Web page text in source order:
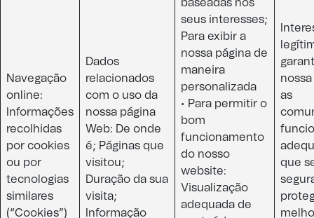
Navegação
online:
Informações
recolhidas
por cookies
ou por
tecnologias
similares
(“Cookies”)
Dados
relacionados
com o uso da
nossa página
Web: De onde
é; Páginas que
visitou;
Duração da sua
visita;
Informação
baseadas nos
seus interesses;
Para exibir a
nossa página de
maneira
personalizada
• Para permitir o
bom
funcionamento
do nosso
website:
Visualização
adequada de
as
que